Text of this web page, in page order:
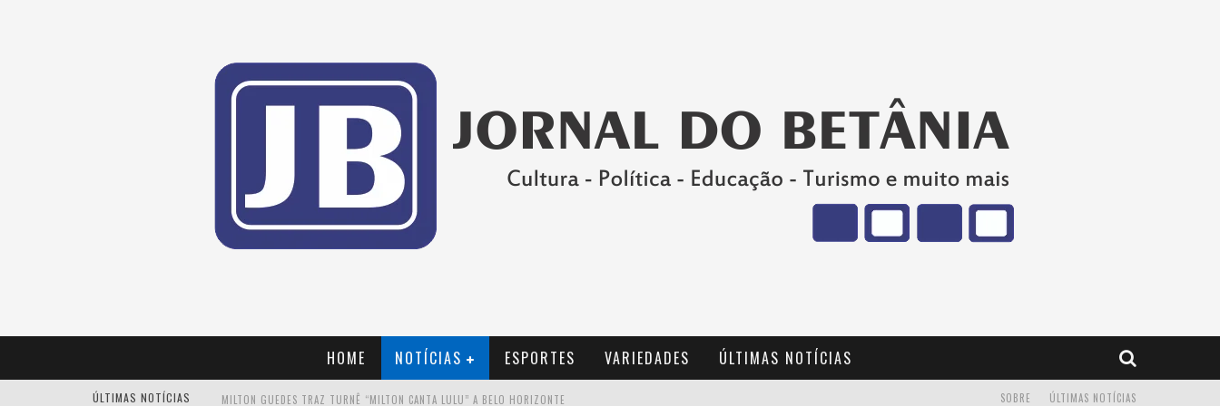
HOME NOTÍCIAS ESPORTES VARIEDADES ÚLTIMAS NOTÍCIAS
ÚLTIMAS NOTÍCIAS MILTON GUEDES TRAZ TURNÊ “MILTON CANTA LULU” A BELO HORIZONTE ÚLTIMAS NOTÍCIAS
SOBRE